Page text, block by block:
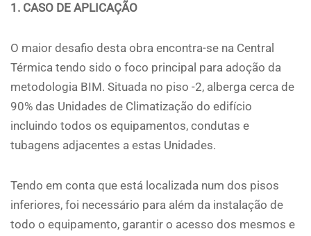
1. CASO DE APLICAÇÃO
O maior desafio desta obra encontra-se na Central
Térmica tendo sido o foco principal para adoção da
metodologia BIM. Situada no piso -2, alberga cerca de
90% das Unidades de Climatização do edifício
incluindo todos os equipamentos, condutas e
tubagens adjacentes a estas Unidades.
Tendo em conta que está localizada num dos pisos
inferiores, foi necessário para além da instalação de
todo o equipamento, garantir o acesso dos mesmos e